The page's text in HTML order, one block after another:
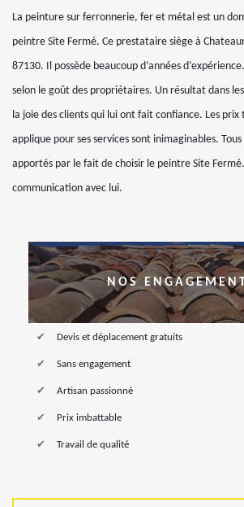
La peinture sur ferronnerie, fer et métal est un
peintre Site Fermé. Ce prestataire siège à
87130. Il possède beaucoup d’années
selon le goût des propriétaires. Un résultat dans
la joie des clients qui lui ont fait confiance. Les prix
applique pour ses services sont inimaginables.
apportés par le fait de choisir le peintre Site
communication avec lui.
NOS
Devis et déplacement gratuits
Sans engagement
Artisan passionné
Prix imbattable
Travail de qualité